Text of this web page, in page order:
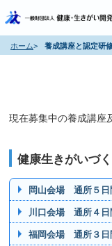
ホーム> 養成講座と認定研
現在募集中の養成講座
健康生きがいづ
岡山会場 通所５日
川口会場 通所４日
福岡会場 通所３日